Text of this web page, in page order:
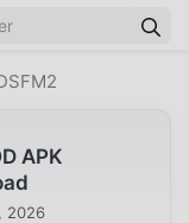
APK
2026